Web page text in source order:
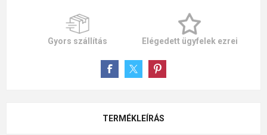
Gyors szállítás Elégedett ügyfelek ezrei
TERMÉKLEÍRÁS